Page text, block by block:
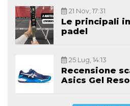
21 Nov, 17:31
Le principali
padel
25 Lug, 14:13
Recensione
Asics Gel